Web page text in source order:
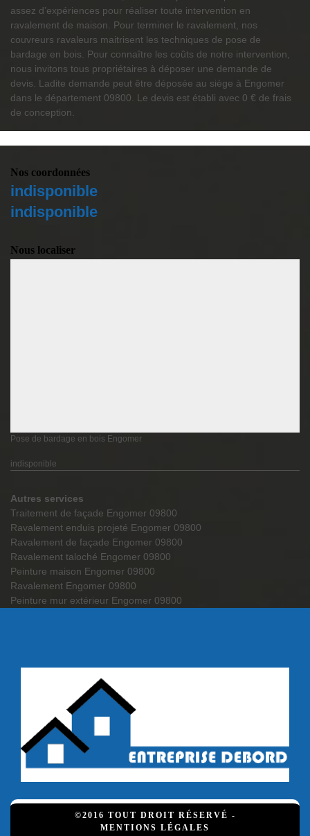
assez d’expériences pour réaliser toute intervention en
ravalement de maison. Pour terminer le ravalement, nos
couvreurs ravaleurs maitrisent les techniques de pose de
bardage en bois. Pour connaître les coûts de notre intervention,
nous invitons tous propriétaires à déposer une demande de
devis. Ladite demande peut être déposée au siège à Engomer
dans le département 09800. Le devis est établi avec 0 € de frais
de conception.
Nos coordonnées
indisponible
indisponible
Nous localiser
Pose de bardage en bois Engomer
indisponible
Autres services
Traitement de façade Engomer 09800
Ravalement enduis projeté Engomer 09800
Ravalement de façade Engomer 09800
Ravalement taloché Engomer 09800
Peinture maison Engomer 09800
Ravalement Engomer 09800
Peinture mur extérieur Engomer 09800
©2016 TOUT DROIT RÉSERVÉ -
MENTIONS LÉGALES